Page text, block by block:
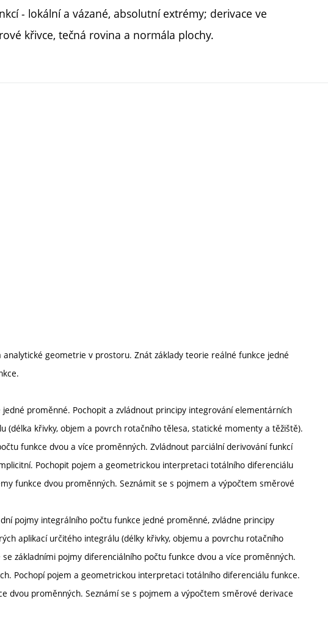
- lokální a vázané, absolutní extrémy; derivace ve
křivce, tečná rovina a normála plochy.
geometrie v prostoru. Znát základy teorie reálné funkce jedné
proměnné. Pochopit a zvládnout principy integrování elementárních
(délka křivky, objem a povrch rotačního tělesa, statické momenty a těžiště).
funkce dvou a více proměnných. Zvládnout parciální derivování funkcí
Pochopit pojem a geometrickou interpretaci totálního diferenciálu
funkce dvou proměnných. Seznámit se s pojmem a výpočtem směrové
pojmy integrálního počtu funkce jedné proměnné, zvládne principy
aplikací určitého integrálu (délky křivky, objemu a povrchu rotačního
základními pojmy diferenciálního počtu funkce dvou a více proměnných.
Pochopí pojem a geometrickou interpretaci totálního diferenciálu funkce.
dvou proměnných. Seznámí se s pojmem a výpočtem směrové derivace